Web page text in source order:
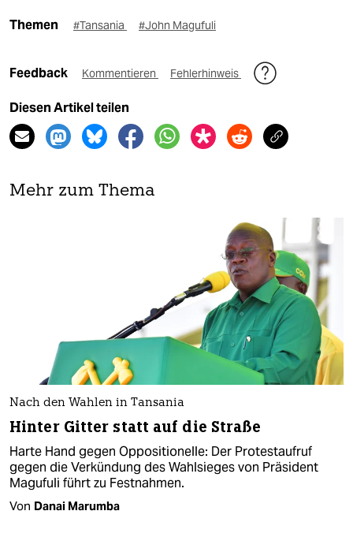
Themen #Tansania #John Magufuli
Feedback Kommentieren Fehlerhinweis
Diesen Artikel teilen
Mehr zum Thema
Nach den Wahlen in Tansania
Hinter Gitter statt auf die Straße
Harte Hand gegen Oppositionelle: Der Protestaufruf
gegen die Verkündung des Wahlsieges von Präsident
Magufuli führt zu Festnahmen.
Von Danai Marumba